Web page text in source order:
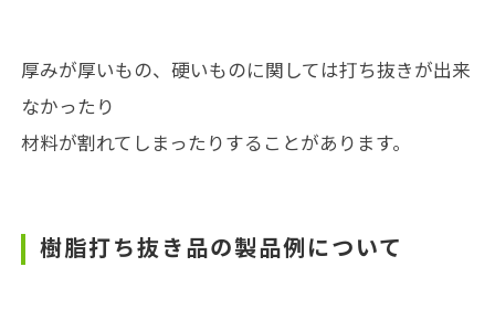
厚みが厚いもの、硬いものに関しては打ち抜きが出来
なかったり
材料が割れてしまったりすることがあります。
樹脂打ち抜き品の製品例について